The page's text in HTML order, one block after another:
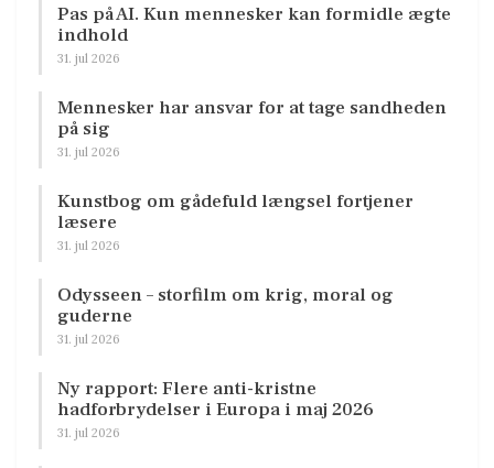
Pas på AI. Kun mennesker kan formidle ægte
indhold
31. jul 2026
Mennesker har ansvar for at tage sandheden
på sig
31. jul 2026
Kunstbog om gådefuld længsel fortjener
læsere
31. jul 2026
Odysseen – storfilm om krig, moral og
guderne
31. jul 2026
Ny rapport: Flere anti-kristne
hadforbrydelser i Europa i maj 2026
31. jul 2026